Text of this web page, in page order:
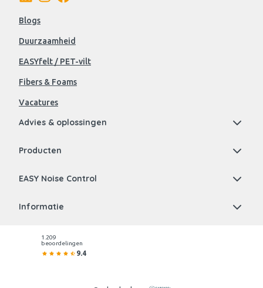
Blogs
Duurzaamheid
EASYfelt / PET-vilt
Fibers & Foams
Vacatures
Advies & oplossingen
Producten
EASY Noise Control
Informatie
1.209
beoordelingen
9.4